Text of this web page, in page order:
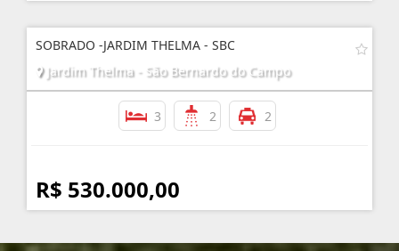
SOBRADO -JARDIM THELMA - SBC
Jardim Thelma - São Bernardo do Campo
3 2 2
R$ 530.000,00